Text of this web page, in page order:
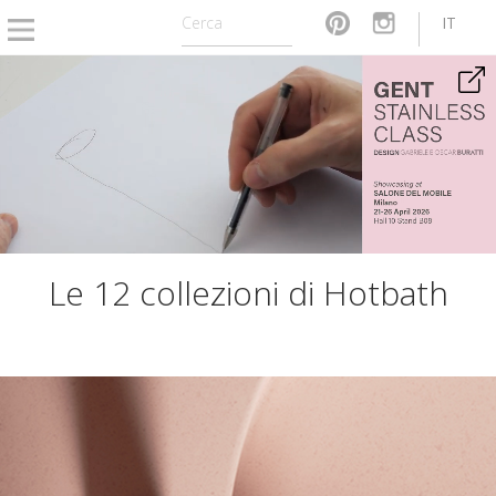
IT
Le 12 collezioni di Hotbath